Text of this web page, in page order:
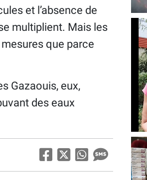
et l’absence de
multiplient. Mais les
que parce
Gazaouis, eux,
des eaux